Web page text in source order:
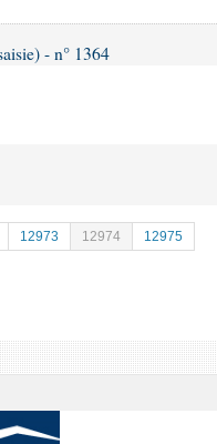
- n° 1364
12973 12974
12975